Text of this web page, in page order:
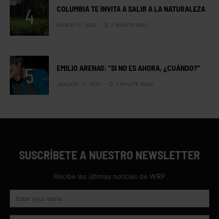
COLUMBIA TE INVITA A SALIR A LA NATURALEZA
MARCH 12, 2025 2 MINUTE READ
EMILIO ARENAS: “SI NO ES AHORA, ¿CUÁNDO?”
JANUARY 17, 2025 7 MINUTE READ
SUSCRÍBETE A NUESTRO NEWSLETTER
Recibe las últimas noticias de WRP